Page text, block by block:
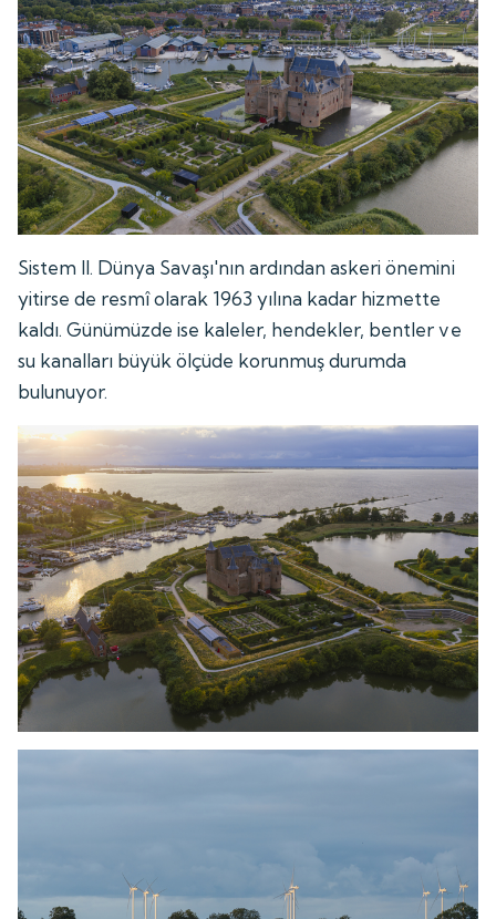
Sistem II. Dünya Savaşı'nın ardından askeri önemini
yitirse de resmî olarak 1963 yılına kadar hizmette
kaldı. Günümüzde ise kaleler, hendekler, bentler ve
su kanalları büyük ölçüde korunmuş durumda
bulunuyor.